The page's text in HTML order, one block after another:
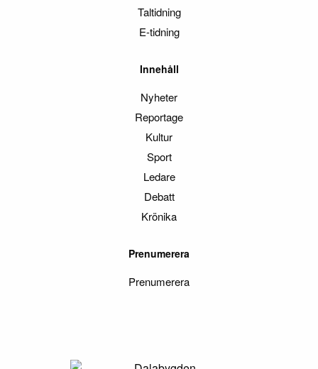
Taltidning
E-tidning
Innehåll
Nyheter
Reportage
Kultur
Sport
Ledare
Debatt
Krönika
Prenumerera
Prenumerera